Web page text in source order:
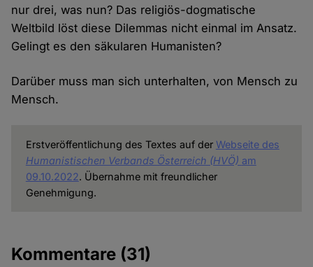
nur drei, was nun? Das religiös-dogmatische
Weltbild löst diese Dilemmas nicht einmal im Ansatz.
Gelingt es den säkularen Humanisten?
Darüber muss man sich unterhalten, von Mensch zu
Mensch.
Erstveröffentlichung des Textes auf der Webseite des
Humanistischen Verbands Österreich (HVÖ) am
09.10.2022. Übernahme mit freundlicher
Genehmigung.
Kommentare (31)